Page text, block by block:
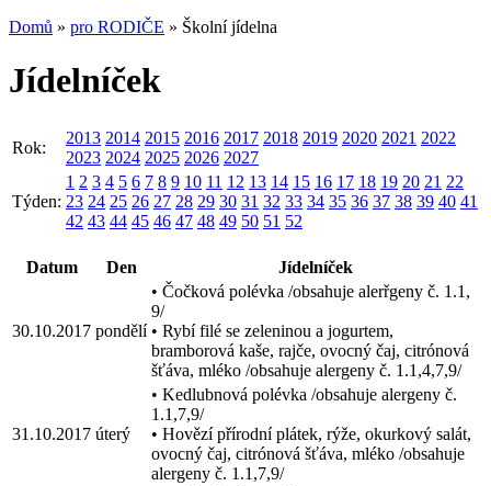
Domů » pro RODIČE » Školní jídelna
Jídelníček
Rok:
2013 2014 2015 2016 2017 2018 2019 2020 2021 2022
2023 2024 2025 2026 2027
Týden:
1 2 3 4 5 6 7 8 9 10 11 12 13 14 15 16 17 18 19 20 21 22
23 24 25 26 27 28 29 30 31 32 33 34 35 36 37 38 39 40 41
42 43 44 45 46 47 48 49 50 51 52
Datum Den Jídelníček
30.10.2017 pondělí
• Čočková polévka /obsahuje alerřgeny č. 1.1,
9/
• Rybí filé se zeleninou a jogurtem,
bramborová kaše, rajče, ovocný čaj, citrónová
šťáva, mléko /obsahuje alergeny č. 1.1,4,7,9/
31.10.2017 úterý
• Kedlubnová polévka /obsahuje alergeny č.
1.1,7,9/
• Hovězí přírodní plátek, rýže, okurkový salát,
ovocný čaj, citrónová šťáva, mléko /obsahuje
alergeny č. 1.1,7,9/